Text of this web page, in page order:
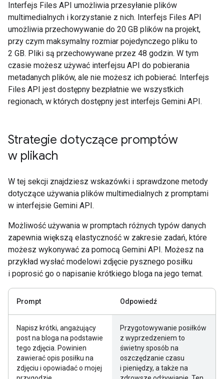
Interfejs Files API umożliwia przesyłanie plików
multimedialnych i korzystanie z nich. Interfejs Files API
umożliwia przechowywanie do 20 GB plików na projekt,
przy czym maksymalny rozmiar pojedynczego pliku to
2 GB. Pliki są przechowywane przez 48 godzin. W tym
czasie możesz używać interfejsu API do pobierania
metadanych plików, ale nie możesz ich pobierać. Interfejs
Files API jest dostępny bezpłatnie we wszystkich
regionach, w których dostępny jest interfejs Gemini API.
Strategie dotyczące promptów
w plikach
W tej sekcji znajdziesz wskazówki i sprawdzone metody
dotyczące używania plików multimedialnych z promptami
w interfejsie Gemini API.
Możliwość używania w promptach różnych typów danych
zapewnia większą elastyczność w zakresie zadań, które
możesz wykonywać za pomocą Gemini API. Możesz na
przykład wysłać modelowi zdjęcie pysznego posiłku
i poprosić go o napisanie krótkiego bloga na jego temat.
Prompt Odpowiedź
Napisz krótki, angażujący
post na bloga na podstawie
tego zdjęcia. Powinien
zawierać opis posiłku na
zdjęciu i opowiadać o mojej
Przygotowywanie posiłków
z wyprzedzeniem to
świetny sposób na
oszczędzanie czasu
i pieniędzy, a także na